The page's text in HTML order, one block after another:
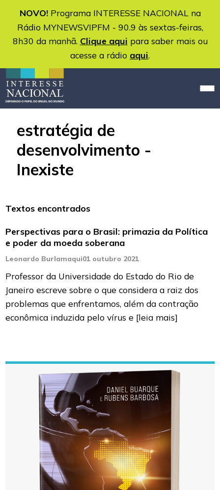
NOVO!Programa INTERESSE NACIONAL na
Rádio MYNEWSVIPFM - 90.9 às sextas-feiras,
8h30 da manhã. Clique aqui para saber mais ou
acesse a rádio aqui.
estratégia de
desenvolvimento -
Inexiste
Textos encontrados
Perspectivas para o Brasil: primazia da Política
e poder da moeda soberana
Leonardo Burlamaqui01 outubro 2021
Professor da Universidade do Estado do Rio de
Janeiro escreve sobre o que considera a raiz dos
problemas que enfrentamos, além da contração
econômica induzida pelo vírus e [leia mais]